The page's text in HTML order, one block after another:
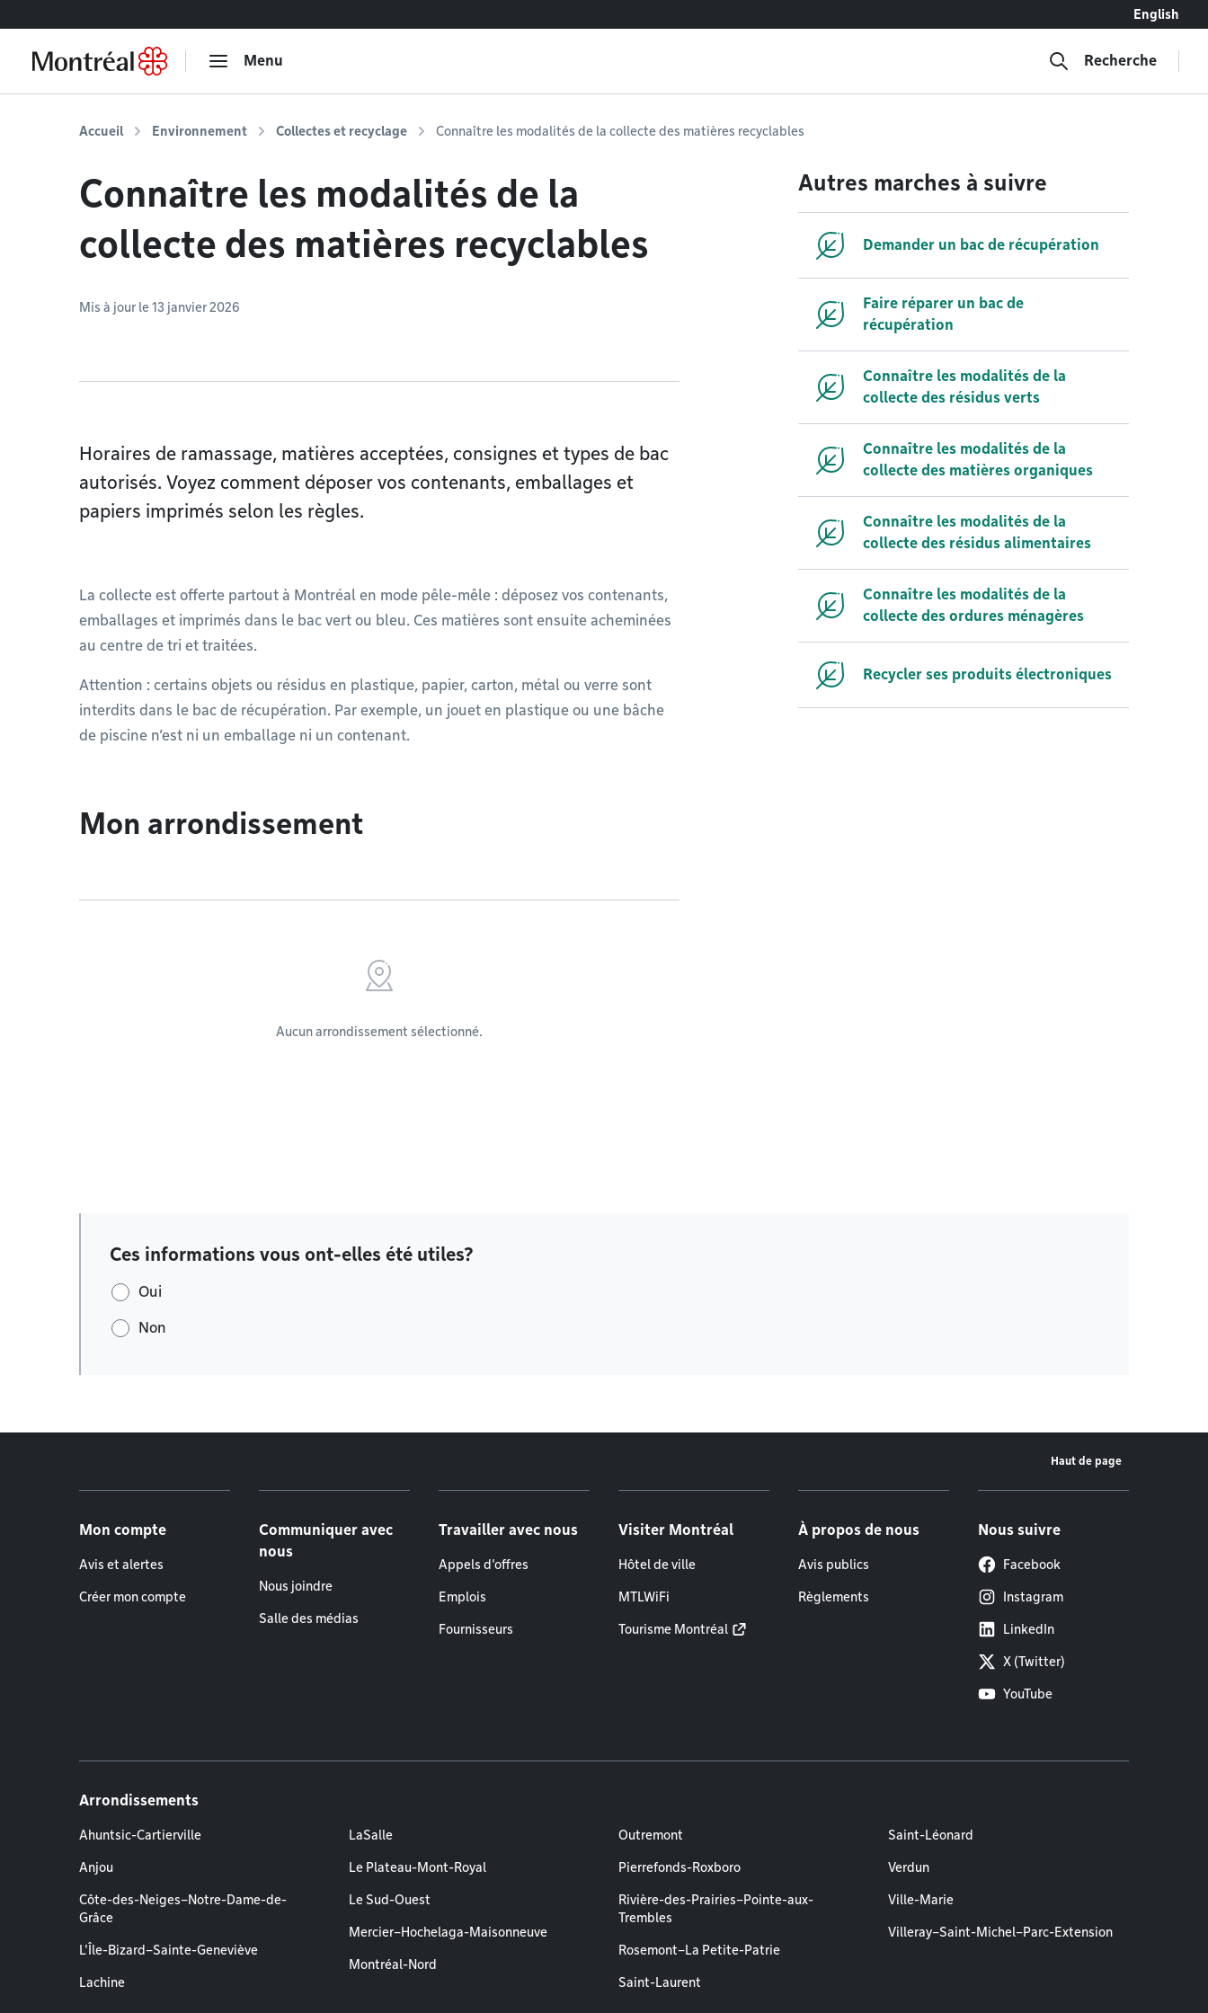
English
Menu Recherche
Accueil Environnement Collectes et recyclage Connaître les modalités de la collecte des matières recyclables
Connaître les modalités de la
collecte des matières recyclables
Mis à jour le 13 janvier 2026
Horaires de ramassage, matières acceptées, consignes et types de bac
autorisés. Voyez comment déposer vos contenants, emballages et
papiers imprimés selon les règles.
La collecte est offerte partout à Montréal en mode pêle-mêle : déposez vos contenants,
emballages et imprimés dans le bac vert ou bleu. Ces matières sont ensuite acheminées
au centre de tri et traitées.
Attention : certains objets ou résidus en plastique, papier, carton, métal ou verre sont
interdits dans le bac de récupération. Par exemple, un jouet en plastique ou une bâche
de piscine n’est ni un emballage ni un contenant.
Mon arrondissement
Aucun arrondissement sélectionné.
Autres marches à suivre
Demander un bac de récupération
Faire réparer un bac de
récupération
Connaître les modalités de la
collecte des résidus verts
Connaître les modalités de la
collecte des matières organiques
Connaître les modalités de la
collecte des résidus alimentaires
Connaître les modalités de la
collecte des ordures ménagères
Recycler ses produits électroniques
Ces informations vous ont-elles été utiles?
Oui
Non
Haut de page
Mon compte
Avis et alertes
Créer mon compte
Communiquer avec
nous
Nous joindre
Salle des médias
Travailler avec nous
Appels d'offres
Emplois
Fournisseurs
Visiter Montréal
Hôtel de ville
MTLWiFi
Tourisme Montréal
À propos de nous
Avis publics
Règlements
Nous suivre
Facebook
Instagram
LinkedIn
X (Twitter)
YouTube
Arrondissements
Ahuntsic-Cartierville
Anjou
Côte-des-Neiges–Notre-Dame-de-
Grâce
L'Île-Bizard–Sainte-Geneviève
Lachine
LaSalle
Le Plateau-Mont-Royal
Le Sud-Ouest
Mercier–Hochelaga-Maisonneuve
Montréal-Nord
Outremont
Pierrefonds-Roxboro
Rivière-des-Prairies–Pointe-aux-
Trembles
Rosemont–La Petite-Patrie
Saint-Laurent
Saint-Léonard
Verdun
Ville-Marie
Villeray–Saint-Michel–Parc-Extension